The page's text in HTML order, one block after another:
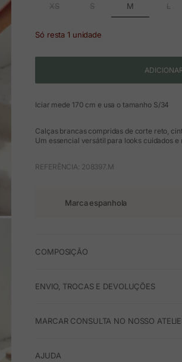
XS S M L
Só resta 1 unidade
Iciar mede 170 cm e usa o tamanho S/34
Calças brancas compridas de corte reto,
Um essencial versátil para looks cuidados e
REFERÊNCIA: 208397.M
Marca espanhola
COMPOSIÇÃO
ENVIO, TROCAS E DEVOLUÇÕES
MARCAR CONSULTA NO NOSSO
AJUDA